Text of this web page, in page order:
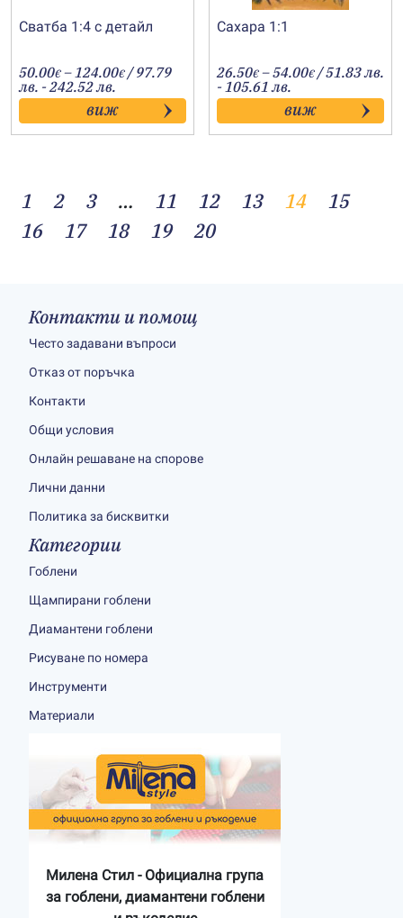
Сватба 1:4 с детайл
50.00€ –124.00€Price
range:
50.00€
through
124.00€
/ 97.79
лв. - 242.52 лв.
виж
Сахара 1:1
26.50€ –54.00€Price
range:
26.50€
through
54.00€
/ 51.83 лв.
- 105.61 лв.
виж
1 2 3 … 11 12 13 14
15
16
17 18 19 20
Контакти и помощ
Често задавани въпроси
Отказ от поръчка
Контакти
Общи условия
Онлайн решаване на спорове
Лични данни
Политика за бисквитки
Категории
Гоблени
Щампирани гоблени
Диамантени гоблени
Рисуване по номера
Инструменти
Материали
Милена Стил - Официална група
за гоблени, диамантени гоблени